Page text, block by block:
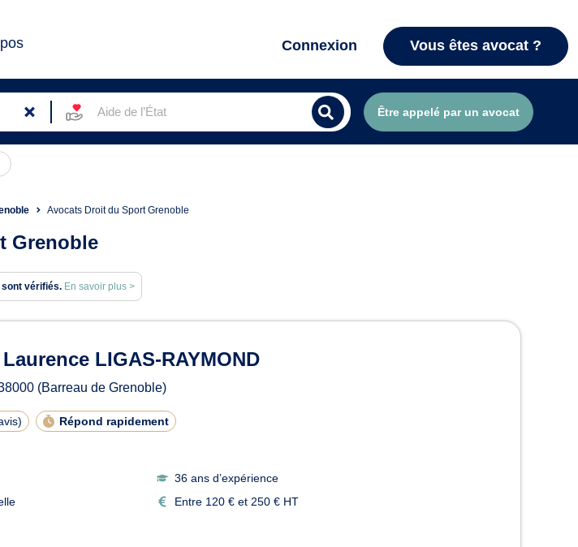
Connexion Vous êtes avocat ?
Aide de l’État Être appelé par un avocat
Avocats Droit du Sport Grenoble
Grenoble
sont vérifiés. En savoir plus >
Sport à Grenoble
LIGAS-RAYMOND
(Barreau de Grenoble)
) Répond rapidement
36 ans d’expérience
Entre 120 € et 250 € HT